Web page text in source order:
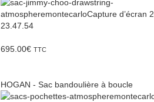
695.00€ TTC
HOGAN - Sac bandoulière à boucle